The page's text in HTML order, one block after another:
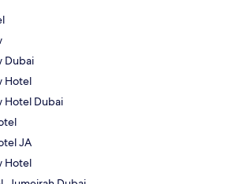
Dubai
Hotel
Hotel Dubai
JA
Hotel